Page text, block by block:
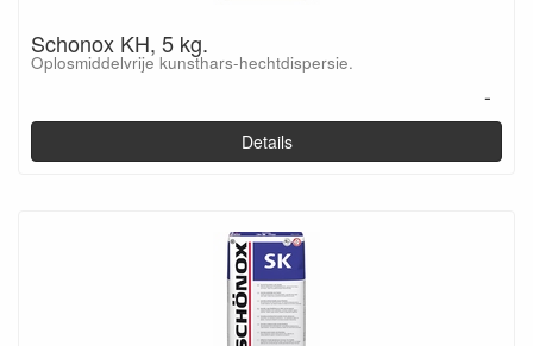
Schonox KH, 5 kg.
Oplosmiddelvrije kunsthars-hechtdispersie.
-
Details